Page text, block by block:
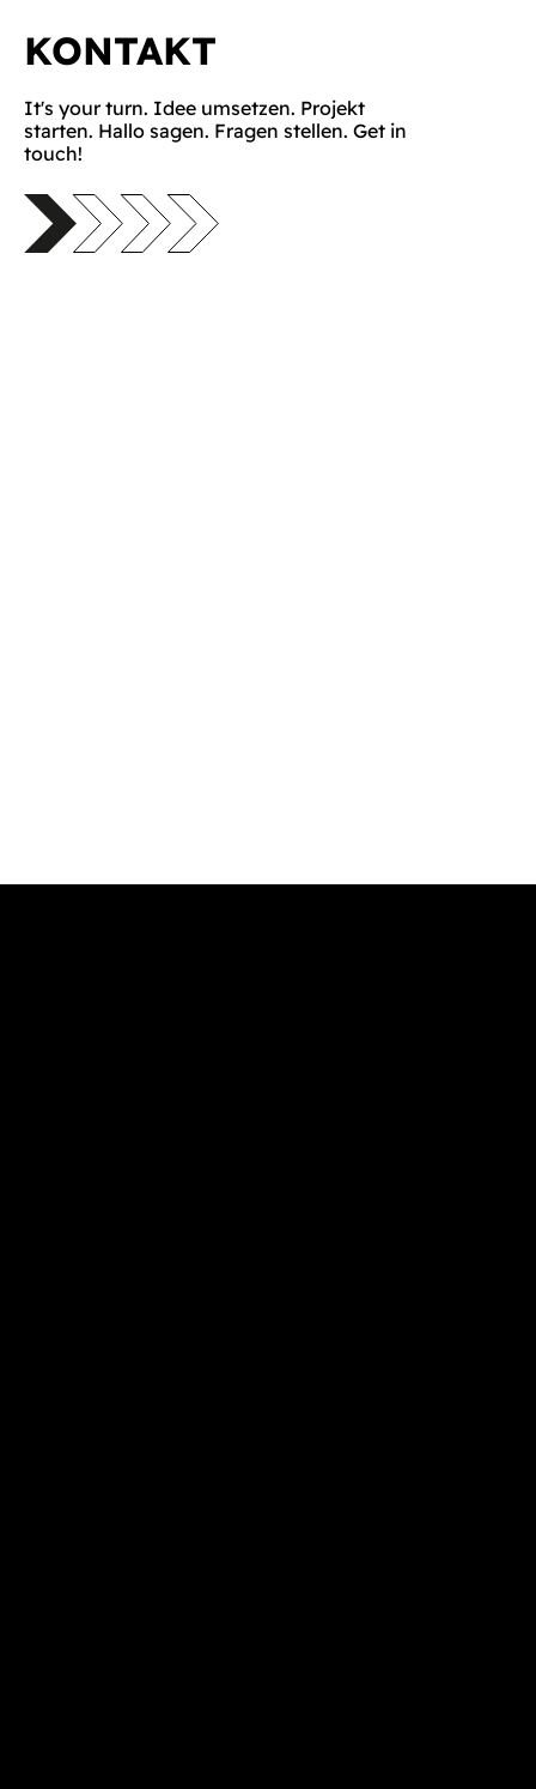
KONTAKT
It's your turn. Idee umsetzen. Projekt
starten. Hallo sagen. Fragen stellen. Get in
touch!